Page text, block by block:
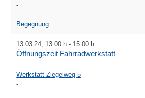
-
-
Begegnung
13.03.24 13:00 h - 15:00 h
Öffnungszeit Fahrradwerkstatt
Werkstatt Ziegelweg 5
-
-